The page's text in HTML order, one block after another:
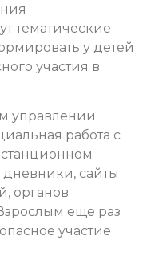
тематические
у детей
участия в
управлении
работа с
дневники, сайты
органов
еще раз
участие